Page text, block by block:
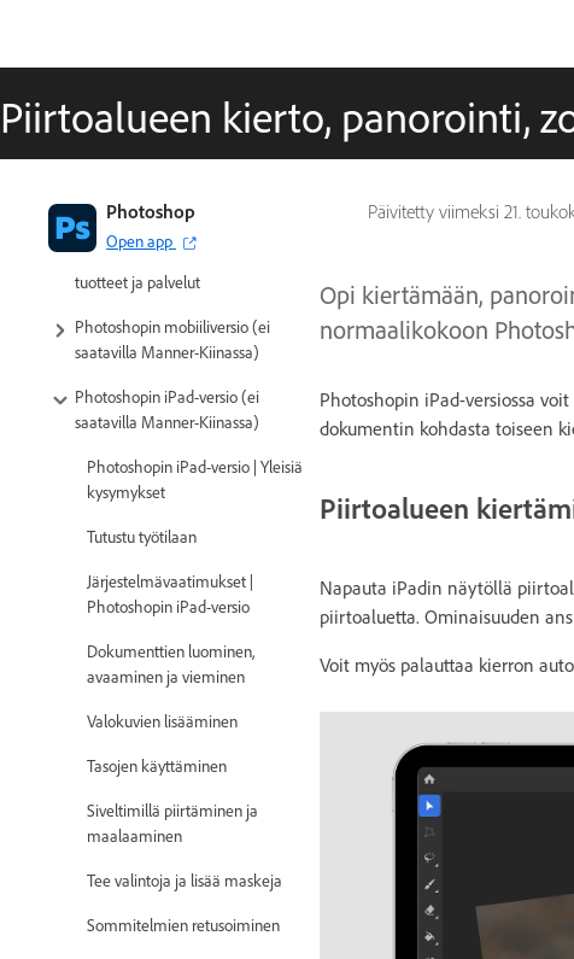
Piirtoalueen kierto, panorointi,
Päivitetty viimeksi 21.
Photoshop
Open app
Photoshopin esittely
Photoshop ja muut Adoben
tuotteet ja palvelut
Photoshopin mobiiliversio (ei
saatavilla Manner-Kiinassa)
Photoshopin iPad-versio (ei
saatavilla Manner-Kiinassa)
Photoshopin iPad-versio | Yleisiä
kysymykset
Tutustu työtilaan
Järjestelmävaatimukset |
Photoshopin iPad-versio
Dokumenttien luominen,
avaaminen ja vieminen
Valokuvien lisääminen
Tasojen käyttäminen
Siveltimillä piirtäminen ja
maalaaminen
Tee valintoja ja lisää maskeja
Sommitelmien retusoiminen
Opi kiertämään,
normaalikokoon
Photoshopin iPad-versiossa
dokumentin kohdasta toiseen
Piirtoalueen
Napauta iPadin näytöllä
piirtoaluetta. Ominaisuuden
Voit myös palauttaa kierron